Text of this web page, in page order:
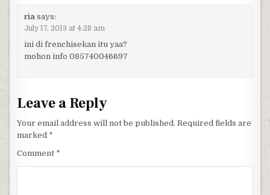
ria says:
July 17, 2013 at 4:28 am
ini di frenchisekan itu yaa?
mohon info 085740046697
Leave a Reply
Your email address will not be published. Required fields are
marked *
Comment *